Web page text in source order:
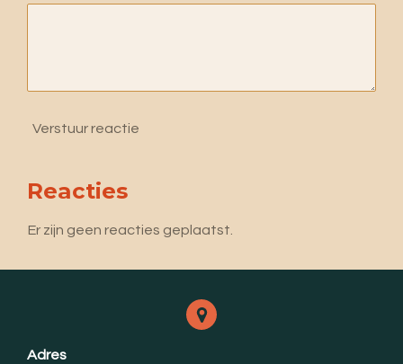
Verstuur reactie
Reacties
Er zijn geen reacties geplaatst.
Adres